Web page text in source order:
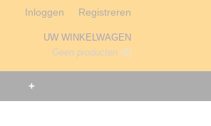
Inloggen Registreren
UW WINKELWAGEN
Geen producten (0)
+